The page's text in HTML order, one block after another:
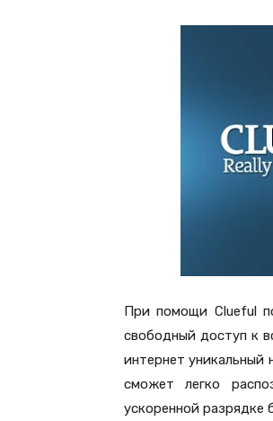
При помощи Clueful
свободный доступ к
интернет уникальный
сможет легко
ускоренной разрядке